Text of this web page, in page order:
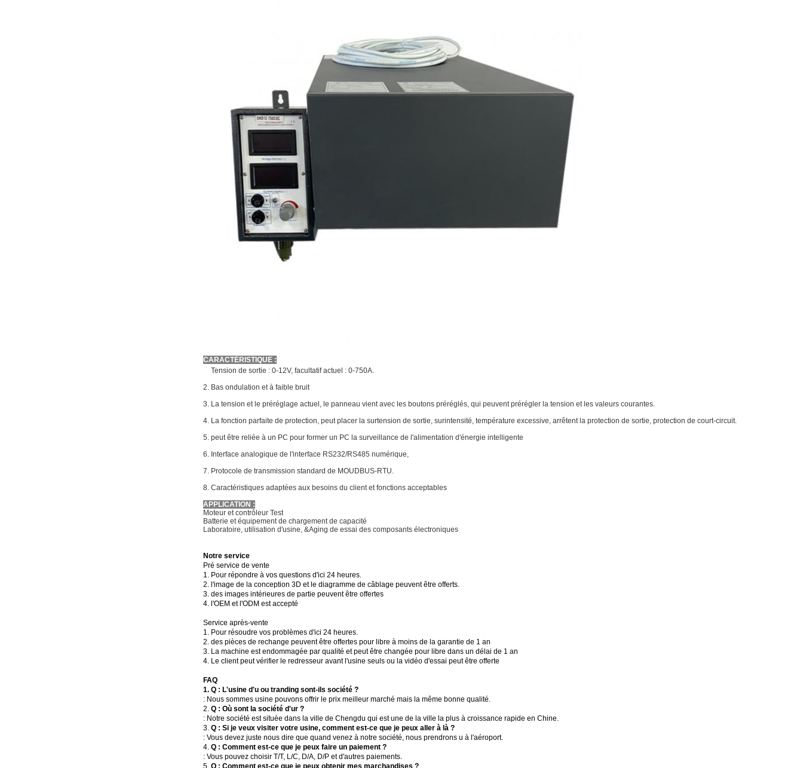
CARACTÉRISTIQUE :
Tension de sortie : 0-12V, facultatif actuel : 0-750A.
2. Bas ondulation et à faible bruit
3. La tension et le préréglage actuel, le panneau vient avec les boutons préréglés, qui peuvent prérégler la tension et les valeurs courantes.
4. La fonction parfaite de protection, peut placer la surtension de sortie, surintensité, température excessive, arrêtent la protection de sortie, protection de court-circuit.
5. peut être reliée à un PC pour former un PC la surveillance de l'alimentation d'énergie intelligente
6. Interface analogique de l'interface RS232/RS485 numérique,
7. Protocole de transmission standard de MOUDBUS-RTU.
8. Caractéristiques adaptées aux besoins du client et fonctions acceptables
APPLICATION :
Moteur et contrôleur Test
Batterie et équipement de chargement de capacité
Laboratoire, utilisation d'usine, &Aging de essai des composants électroniques
Notre service
Pré service de vente
1. Pour répondre à vos questions d'ici 24 heures.
2. l'image de la conception 3D et le diagramme de câblage peuvent être offerts.
3. des images intérieures de partie peuvent être offertes
4. l'OEM et l'ODM est accepté
Service après-vente
1. Pour résoudre vos problèmes d'ici 24 heures.
2. des pièces de rechange peuvent être offertes pour libre à moins de la garantie de 1 an
3. La machine est endommagée par qualité et peut être changée pour libre dans un délai de 1 an
4. Le client peut vérifier le redresseur avant l'usine seuls ou la vidéo d'essai peut être offerte
FAQ
1. Q : L'usine d'u ou tranding sont-ils société ?
: Nous sommes usine pouvons offrir le prix meilleur marché mais la même bonne qualité.
2. Q : Où sont la société d'ur ?
: Notre société est située dans la ville de Chengdu qui est une de la ville la plus à croissance rapide en Chine.
3. Q : Si je veux visiter votre usine, comment est-ce que je peux aller à là ?
: Vous devez juste nous dire que quand venez à notre société, nous prendrons u à l'aéroport.
4. Q : Comment est-ce que je peux faire un paiement ?
: Vous pouvez choisir T/T, L/C, D/A, D/P et d'autres paiements.
5. Q : Comment est-ce que je peux obtenir mes marchandises ?